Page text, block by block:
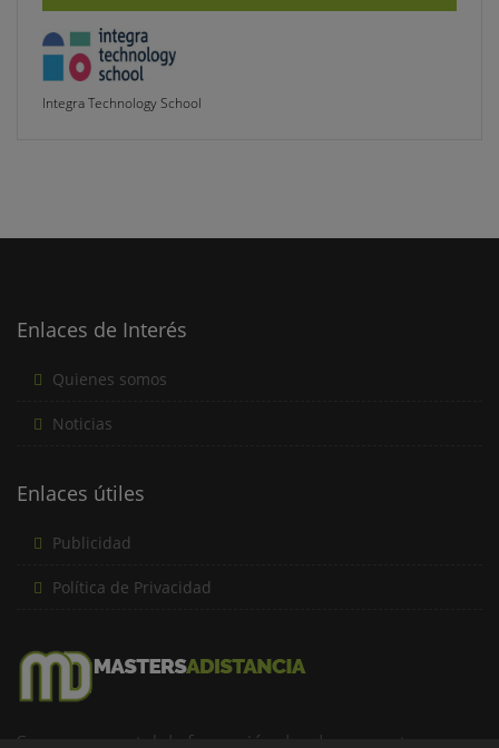
Integra Technology School
Enlaces de Interés
Quienes somos
Noticias
Enlaces útiles
Publicidad
Política de Privacidad
Somos un portal de formación donde encuentras una